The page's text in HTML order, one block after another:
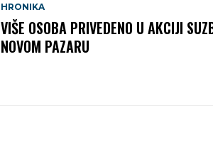
HRONIKA
VIŠE OSOBA PRIVEDENO U AKCIJI
NOVOM PAZARU